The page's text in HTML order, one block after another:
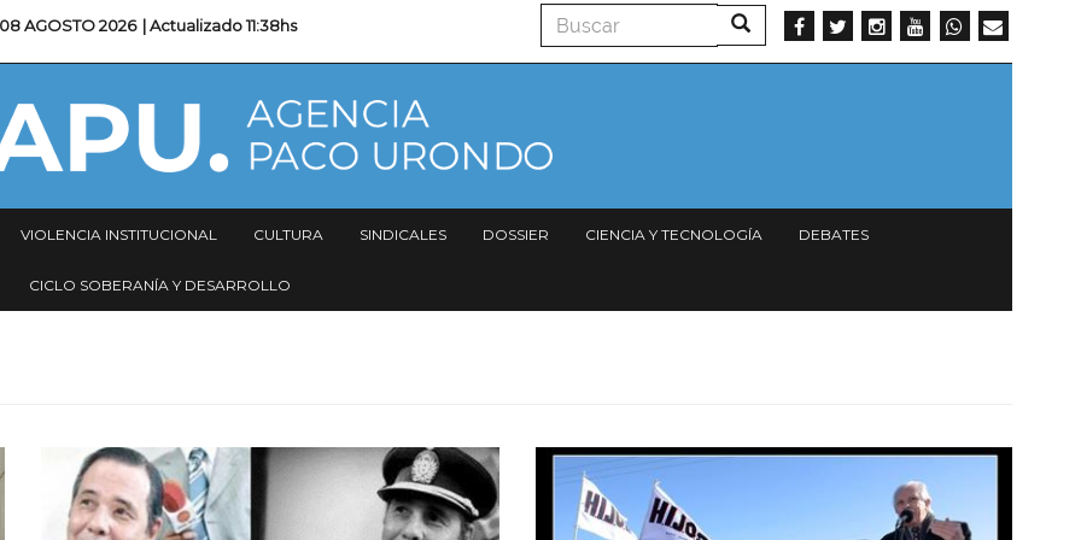
08 AGOSTO 2026 | Actualizado11:38hs Buscar Buscar
VIOLENCIA INSTITUCIONAL CULTURA SINDICALES DOSSIER CIENCIA Y TECNOLOGÍA DEBATES
CICLO SOBERANÍA Y DESARROLLO
Imagen Imagen